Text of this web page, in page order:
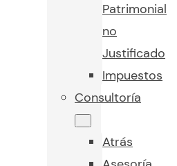
Patrimonial
no
Justificado
Impuestos
Consultoría
Atrás